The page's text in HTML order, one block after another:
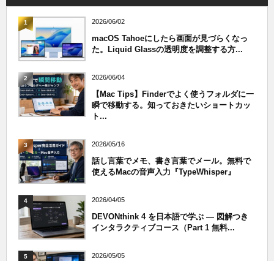
1 2026/06/02
macOS Tahoeにしたら画面が見づらくなっ
た。Liquid Glassの透明度を調整する方...
2 2026/06/04
【Mac Tips】Finderでよく使うフォルダに一
瞬で移動する。知っておきたいショートカッ
ト...
3 2026/05/16
話し言葉でメモ、書き言葉でメール。無料で
使えるMacの音声入力『TypeWhisper』
4 2026/04/05
DEVONthink 4 を日本語で学ぶ — 図解つき
インタラクティブコース（Part 1 無料...
5 2026/05/05